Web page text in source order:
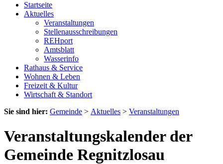
Startseite
Aktuelles
Veranstaltungen
Stellenausschreibungen
REHport
Amtsblatt
Wasserinfo
Rathaus & Service
Wohnen & Leben
Freizeit & Kultur
Wirtschaft & Standort
Sie sind hier: Gemeinde > Aktuelles > Veranstaltungen
Veranstaltungskalender der
Gemeinde Regnitzlosau